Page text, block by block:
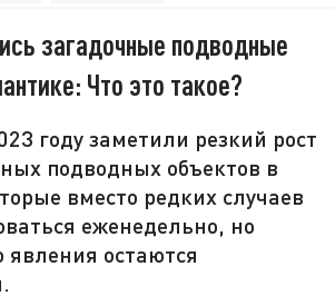
загадочные подводные
Что это такое?
году заметили резкий рост
подводных объектов в
вместо редких случаев
еженедельно, но
явления остаются